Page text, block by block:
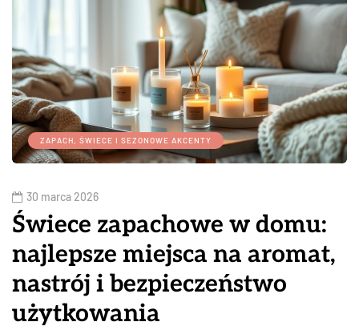
ZAPACH, ŚWIECE I SEZONOWE AKCENTY
30 marca 2026
Świece zapachowe w domu:
najlepsze miejsca na aromat,
nastrój i bezpieczeństwo
użytkowania